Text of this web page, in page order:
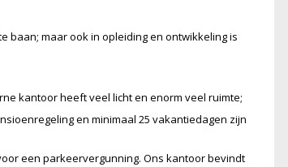
baan; maar ook in opleiding en ontwikkeling is
kantoor heeft veel licht en enorm veel ruimte;
en minimaal 25 vakantiedagen zijn
een parkeervergunning. Ons kantoor bevindt